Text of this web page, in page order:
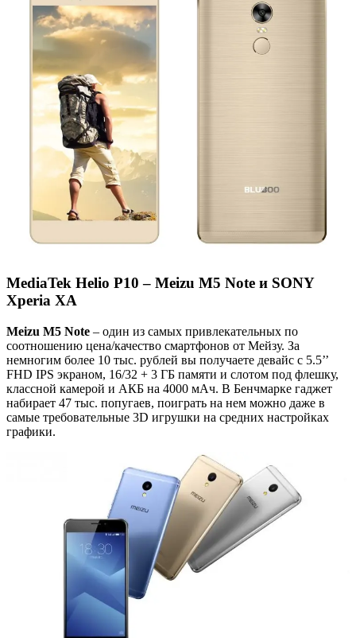
MediaTek Helio P10 – Meizu M5 Note и SONY
Xperia XA
Meizu M5 Note – один из самых привлекательных по
соотношению цена/качество смартфонов от Мейзу. За
немногим более 10 тыс. рублей вы получаете девайс с 5.5’’
FHD IPS экраном, 16/32 + 3 ГБ памяти и слотом под флешку,
классной камерой и АКБ на 4000 мАч. В Бенчмарке гаджет
набирает 47 тыс. попугаев, поиграть на нем можно даже в
самые требовательные 3D игрушки на средних настройках
графики.